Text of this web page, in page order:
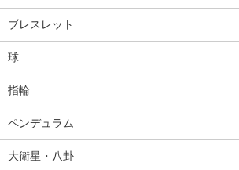
ブレスレット
球
指輪
ペンデュラム
大衛星・八卦